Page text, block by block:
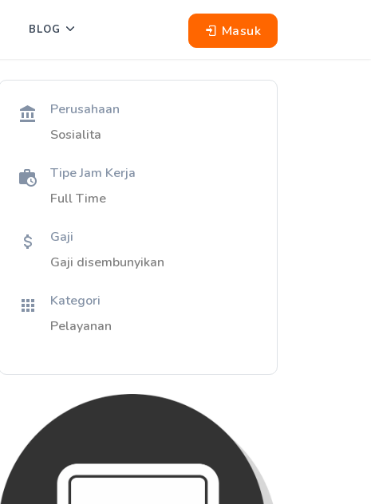
Masuk
BLOG
Perusahaan
Sosialita
Tipe Jam Kerja
Full Time
Gaji
Gaji disembunyikan
Kategori
Pelayanan